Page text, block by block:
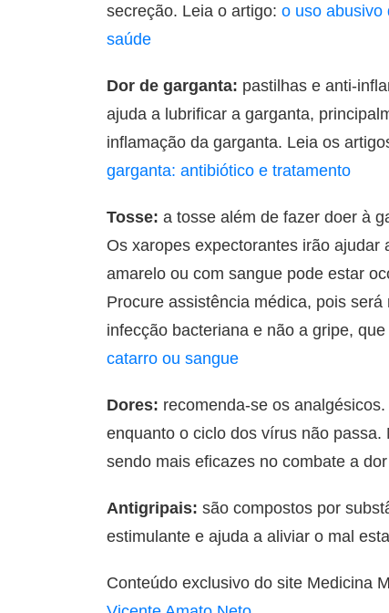
secreção. Leia o artigo: o uso abusivo
saúde
Dor de garganta: pastilhas e anti-
ajuda a lubrificar a garganta,
inflamação da garganta. Leia os
garganta: antibiótico e tratamento
Tosse: a tosse além de fazer doer à
Os xaropes expectorantes irão
amarelo ou com sangue pode estar
Procure assistência médica, pois
infecção bacteriana e não a gripe,
catarro ou sangue
Dores: recomenda-se os
enquanto o ciclo dos vírus não
sendo mais eficazes no combate a
Antigripais: são compostos por
estimulante e ajuda a aliviar o mal
Conteúdo exclusivo do site Medicina